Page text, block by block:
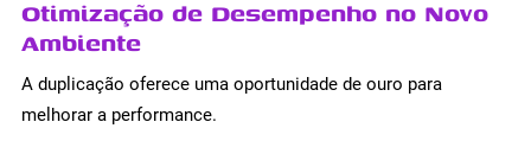
Otimização de Desempenho no Novo
Ambiente
A duplicação oferece uma oportunidade de ouro para
melhorar a performance.